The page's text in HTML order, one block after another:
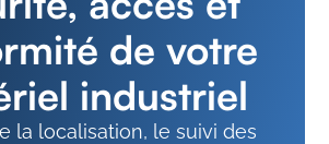
de votre
industriel
la localisation, le suivi des